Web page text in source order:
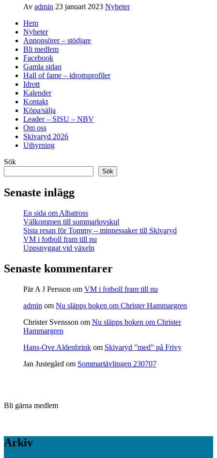
Av admin 23 januari 2023 Nyheter
Hem
Nyheter
Annonsörer – stödjare
Bli medlem
Facebook
Gamla sidan
Hall of fame – idrottsprofiler
Idrott
Kalender
Kontakt
Köpa/sälja
Leader – SISU – NBV
Om oss
Skivaryd 2026
Uthyrning
Sök
Sök
Senaste inlägg
En sida om Albatross
Välkommen till sommarlovskul
Sista resan för Tommy – minnessaker till Skivaryd
VM i fotboll fram till nu
Uppsnyggat vid växeln
Senaste kommentarer
Pär A J Persson om VM i fotboll fram till nu
admin om Nu släpps boken om Christer Hammargren
Christer Svensson om Nu släpps boken om Christer
Hammargren
Hans-Ove Aldenbrink om Skivaryd ”med” på Frivy
Jan Justegård om Sommartävlingen 230707
Bli gärna medlem
Arkiv